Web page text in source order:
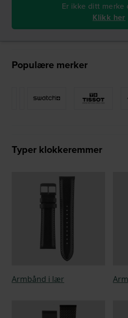
Er ikke ditt merke
Klikk her
Populære merker
Typer klokkeremmer
Armbånd i lær